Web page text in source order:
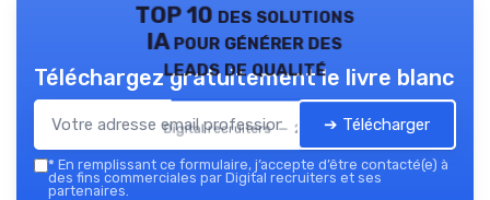
TOP 10 des solutions
IA pour générer des
leads de qualité
Digital recruiters — 2026
Téléchargez gratuitement le livre blanc
➔ Télécharger
* En remplissant ce formulaire, j’accepte d’être contacté(e) à
des fins commerciales par Digital recruiters et ses
partenaires.